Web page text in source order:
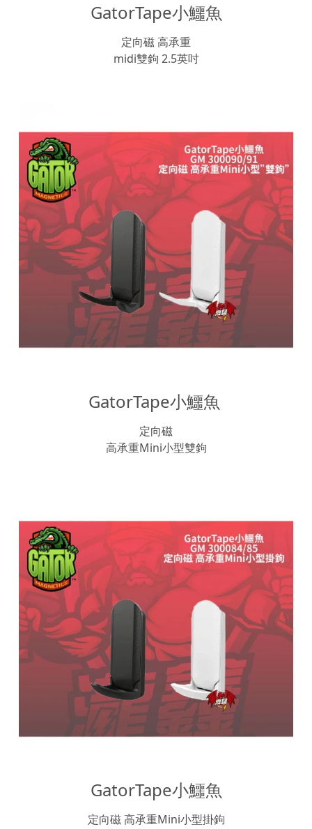
GatorTape小鱷魚
定向磁 高承重
midi雙鉤 2.5英吋
GatorTape小鱷魚
定向磁
高承重Mini小型雙鉤
GatorTape小鱷魚
定向磁 高承重Mini小型掛鉤